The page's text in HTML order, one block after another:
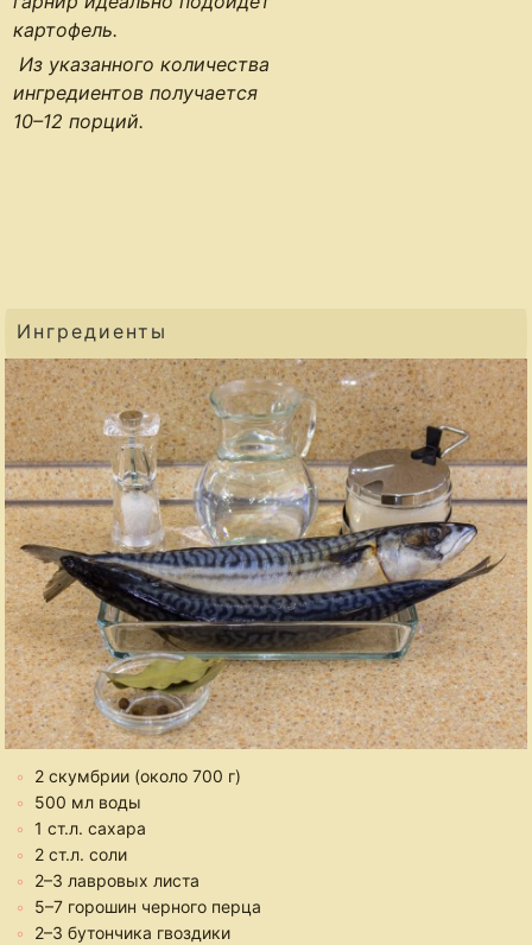
картофель.
Из указанного количества
ингредиентов получается
10–12 порций.
Ингредиенты
2 скумбрии (около 700 г)
500 мл воды
1 ст.л. сахара
2 ст.л. соли
2–3 лавровых листа
5–7 горошин черного перца
2–3 бутончика гвоздики